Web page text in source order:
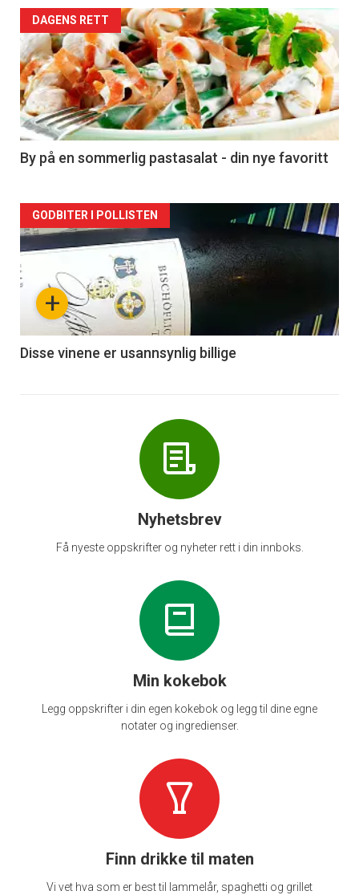
Forsiden
akkurat
nå
-
5
DAGENS RETT
By på en sommerlig pastasalat - din nye favoritt
Forsiden
akkurat
nå
6
+
GODBITER I POLLISTEN
Disse vinene er usannsynlig billige
Nyhetsbrev
Få nyeste oppskrifter og nyheter rett i din innboks.
Min kokebok
Legg oppskrifter i din egen kokebok og legg til dine egne
notater og ingredienser.
Finn drikke til maten
Vi vet hva som er best til lammelår, spaghetti og grillet